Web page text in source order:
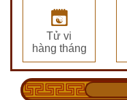
Tử vi
hàng tháng